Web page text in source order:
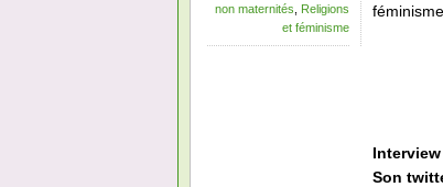
Son
Claire-
Lise
non maternités, Religions
et féminisme